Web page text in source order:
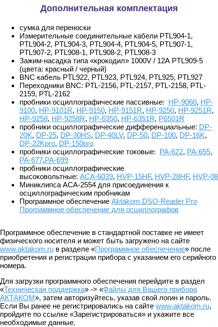
Дополнительная комплектация
сумка для переноски
Измерительные соединительные кабели PTL904-1,
PTL904-2, PTL904-3, PTL904-4, PTL904-5, PTL907-1,
PTL907-2, PTL908-1, PTL908-2, PTL908-3
Зажим-насадка типа «крокодил» 1000V / 12А PTL909-5
(цвета: красный / черный)
BNC кабель PTL922, PTL923, PTL924, PTL925, PTL927
Переходники BNC: PTL-2156, PTL-2157, PTL-2158, PTL-
2159, PTL-2162
пробники осциллографические пассивные: HP-9060, HP-
9100, HP-9101R, HP-9150, HP-9151R, HP-9250, HP-9251R,
HP-9258, HP-9258R, HP-6350, HP-6351R, P6501R
пробники осциллографические дифференциальные: DP-
20K, DP-25, DP-30HS, DP-40LV, DP-50, DP-100, DP-16K,
DP-22Kpro, DP-150pro
пробники осциллографические токовые: PA-622, PA-655,
PA-677,PA-699
пробники осциллографические
высоковольтные: АСА-6039, HVP-15HF, HVP-28HF, HVP-08
Миниклипса АСА-2554 для присоединения к
осциллографическим пробникам
Программное обеспечение Aktakom DSO-Reader Pro
Программное обеспечение для осциллографов
Программное обеспечение в стандартной поставке не имеет
физического носителя и может быть загружено на сайте
www.aktakom.ru в разделе «Программное обеспечение» после
приобретения и регистрации прибора с указанием его серийного
номера.
Для загрузки программного обеспечения перейдите в раздел
«Техническая поддержка» -> «Файлы для Вашего прибора
АКТАКОМ», затем авторизуйтесь, указав свой логин и пароль.
Если Вы ранее не регистрировались на сайте www.aktakom.ru,
пройдите по ссылке «Зарегистрироваться» и укажите все
необходимые данные.